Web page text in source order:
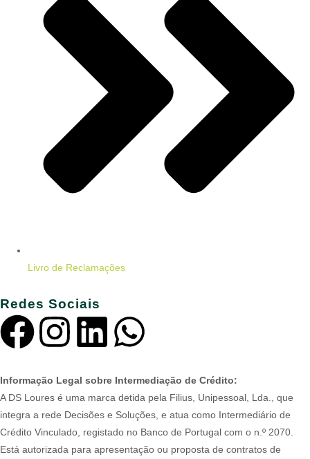
Livro de Reclamações
Redes Sociais
Informação Legal sobre Intermediação de Crédito:
A DS Loures é uma marca detida pela Filius, Unipessoal, Lda., que
integra a rede Decisões e Soluções, e atua como Intermediário de
Crédito Vinculado, registado no Banco de Portugal com o n.º 2070.
Está autorizada para apresentação ou proposta de contratos de